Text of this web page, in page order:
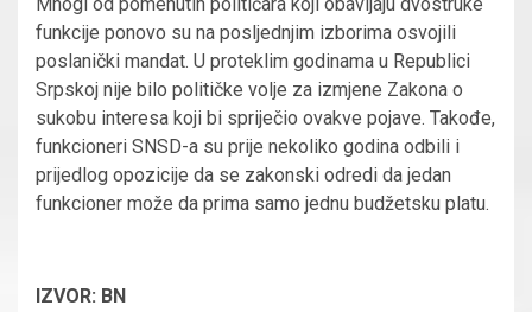
funkcije ponovo su na posljednjim izborima osvojili
poslanički mandat. U proteklim godinama u Republici
Srpskoj nije bilo političke volje za izmjene Zakona o
sukobu interesa koji bi spriječio ovakve pojave. Takođe,
funkcioneri SNSD-a su prije nekoliko godina odbili i
prijedlog opozicije da se zakonski odredi da jedan
funkcioner može da prima samo jednu budžetsku platu.
IZVOR: BN